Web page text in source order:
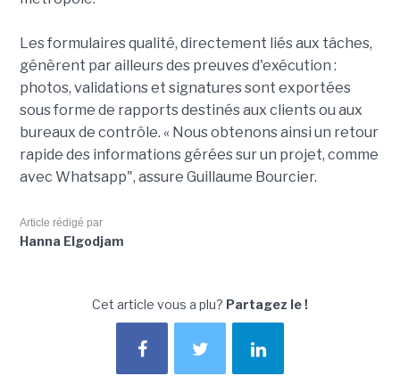
Les formulaires qualité, directement liés aux tâches,
génèrent par ailleurs des preuves d'exécution :
photos, validations et signatures sont exportées
sous forme de rapports destinés aux clients ou aux
bureaux de contrôle. « Nous obtenons ainsi un retour
rapide des informations gérées sur un projet, comme
avec Whatsapp", assure Guillaume Bourcier.
Article rédigé par
Hanna Elgodjam
Cet article vous a plu? Partagez le !